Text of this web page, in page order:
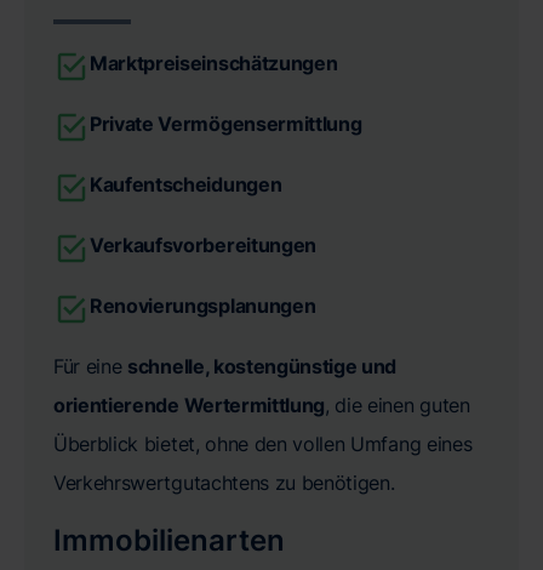
Marktpreiseinschätzungen
Private Vermögensermittlung
Kaufentscheidungen
Verkaufsvorbereitungen
Renovierungsplanungen
Für eine schnelle, kostengünstige und
orientierende Wertermittlung, die einen guten
Überblick bietet, ohne den vollen Umfang eines
Verkehrswertgutachtens zu benötigen.
Immobilienarten